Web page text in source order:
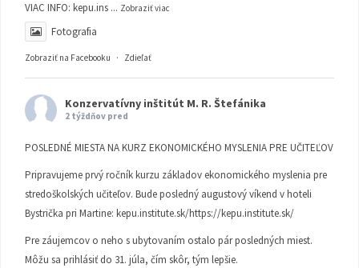
VIAC INFO: kepu.ins ... Zobraziť viac
Fotografia
Zobraziť na Facebooku · Zdieľať
Konzervatívny inštitút M. R. Štefánika
2 týždňov pred
POSLEDNÉ MIESTA NA KURZ EKONOMICKÉHO MYSLENIA PRE UČITEĽOV
Pripravujeme prvý ročník kurzu základov ekonomického myslenia pre
stredoškolských učiteľov. Bude posledný augustový víkend v hoteli
Bystrička pri Martine: kepu.institute.sk/https://kepu.institute.sk/
Pre záujemcov o neho s ubytovaním ostalo pár posledných miest.
Môžu sa prihlásiť do 31. júla, čím skôr, tým lepšie.